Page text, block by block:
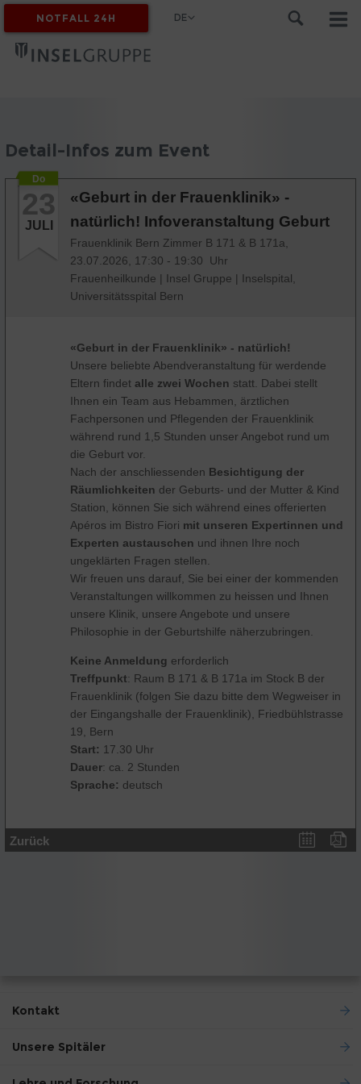
MYINSEL
NOTFALL 24H DE
Detail-Infos zum Event
Do
23
JULI
«Geburt in der Frauenklinik» -
natürlich! Infoveranstaltung Geburt
Frauenklinik Bern Zimmer B 171 & B 171a,
23.07.2026, 17:30 - 19:30 Uhr
Frauenheilkunde | Insel Gruppe | Inselspital,
Universitätsspital Bern
«Geburt in der Frauenklinik» - natürlich!
Unsere beliebte Abendveranstaltung für werdende
Eltern findet alle zwei Wochen statt. Dabei stellt
Ihnen ein Team aus Hebammen, ärztlichen
Fachpersonen und Pflegenden der Frauenklinik
während rund 1,5 Stunden unser Angebot rund um
die Geburt vor.
Nach der anschliessenden Besichtigung der
Räumlichkeiten der Geburts- und der Mutter & Kind
Station, können Sie sich während eines offerierten
Apéros im Bistro Fiori mit unseren Expertinnen und
Experten austauschen und ihnen Ihre noch
ungeklärten Fragen stellen.
Wir freuen uns darauf, Sie bei einer der kommenden
Veranstaltungen willkommen zu heissen und Ihnen
unsere Klinik, unsere Angebote und unsere
Philosophie in der Geburtshilfe näherzubringen.
Keine Anmeldung erforderlich
Treffpunkt: Raum B 171 & B 171a im Stock B der
Frauenklinik (folgen Sie dazu bitte dem Wegweiser in
der Eingangshalle der Frauenklinik), Friedbühlstrasse
19, Bern
Start: 17.30 Uhr
Dauer: ca. 2 Stunden
Sprache: deutsch
Zurück
Kontakt
Unsere Spitäler